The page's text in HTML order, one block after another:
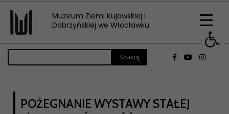
Muzeum Ziemi Kujawskiej i
Dobrzyńskiej we Włocławku
POŻEGNANIE WYSTAWY STAŁEJ